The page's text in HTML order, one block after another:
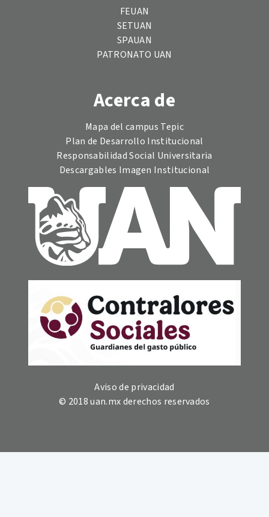
FEUAN
SETUAN
SPAUAN
PATRONATO UAN
Acerca de
Mapa del campus Tepic
Plan de Desarrollo Institucional
Responsabilidad Social Universitaria
Descargables Imagen Institucional
Aviso de privacidad
© 2018 uan.mx derechos reservados